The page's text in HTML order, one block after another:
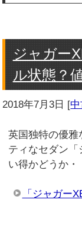
ジャガー
ル状態？
2018年7月3日 [
英国独特の優雅
ティなセダン「
い得かどうか・
「ジャガー